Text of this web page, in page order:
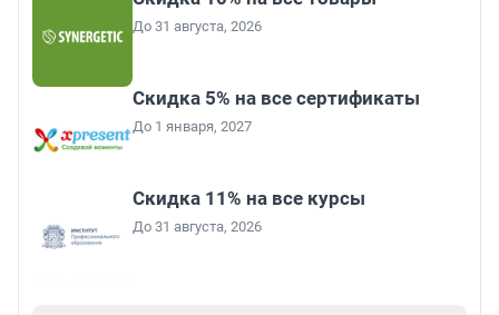
До 31 августа, 2026
Скидка 5% на все сертификаты
До 1 января, 2027
Скидка 11% на все курсы
До 31 августа, 2026